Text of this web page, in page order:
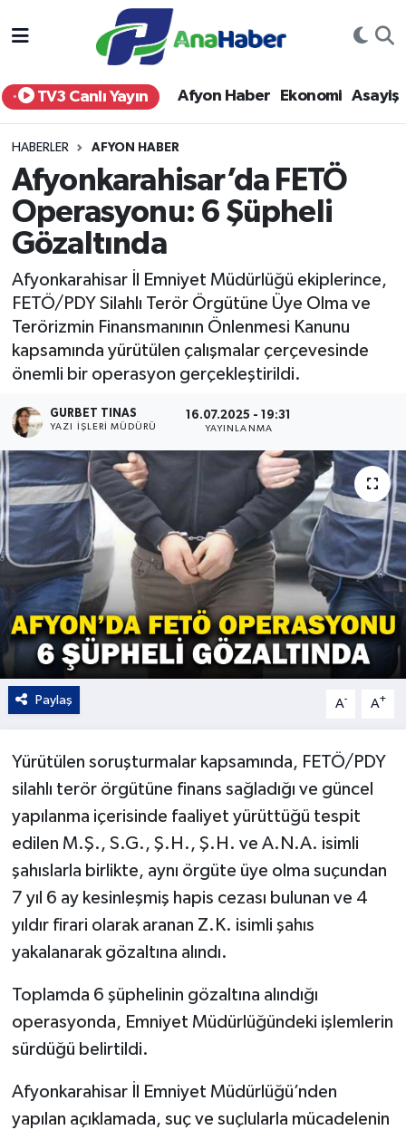
TV3 Canlı Yayın Afyon Haber Ekonomi Asayiş
HABERLER AFYON HABER
Afyonkarahisar’da FETÖ
Operasyonu: 6 Şüpheli
Gözaltında
Afyonkarahisar İl Emniyet Müdürlüğü ekiplerince,
FETÖ/PDY Silahlı Terör Örgütüne Üye Olma ve
Terörizmin Finansmanının Önlenmesi Kanunu
kapsamında yürütülen çalışmalar çerçevesinde
önemli bir operasyon gerçekleştirildi.
GURBET TINAS
YAZI İŞLERI MÜDÜRÜ
16.07.2025 - 19:31
YAYINLANMA
Paylaş A- A+
Yürütülen soruşturmalar kapsamında, FETÖ/PDY
silahlı terör örgütüne finans sağladığı ve güncel
yapılanma içerisinde faaliyet yürüttüğü tespit
edilen M.Ş., S.G., Ş.H., Ş.H. ve A.N.A. isimli
şahıslarla birlikte, aynı örgüte üye olma suçundan
7 yıl 6 ay kesinleşmiş hapis cezası bulunan ve 4
yıldır firari olarak aranan Z.K. isimli şahıs
yakalanarak gözaltına alındı.
Toplamda 6 şüphelinin gözaltına alındığı
operasyonda, Emniyet Müdürlüğündeki işlemlerin
sürdüğü belirtildi.
Afyonkarahisar İl Emniyet Müdürlüğü’nden
yapılan açıklamada, suç ve suçlularla mücadelenin
Yurt Haber
Afyon Haber
Siyaset
Spor
Eğitim
Sağlık
Yaşam
Afyonkarahisar Nöbetçi Eczaneler
Afyonkarahisar Hava Durumu
Afyonkarahisar Trafik Yoğunluk Haritası
Süper Lig Puan Durumu ve Fikstür
Tüm Manşetler
Son Dakika Haberleri